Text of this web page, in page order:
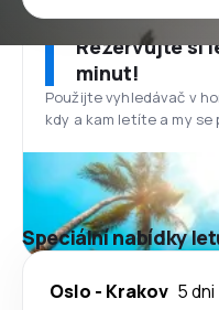
Rezervujte si
minut!
Použijte vyhledávač v
kdy a kam letíte a my
Speciální nabídky
Oslo - Krakov 5 dni